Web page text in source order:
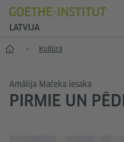
LATVIJA
Sākums Kultūra
Amālija Mačeka iesaka
PIRMIE UN